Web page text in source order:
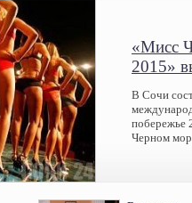
«Мисс
2015»
В Сочи
побережье
Черном